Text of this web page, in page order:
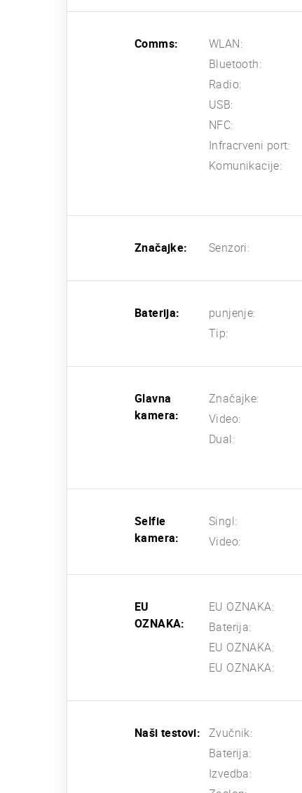
Comms: WLAN:
Bluetooth:
Radio:
USB:
NFC:
Infracrveni port:
Komunikacije:
Značajke: Senzori:
Baterija: punjenje:
Tip:
Glavna
kamera:
Značajke:
Video:
Dual:
Selfie
kamera:
Singl:
Video:
EU
OZNAKA:
EU OZNAKA:
Baterija:
EU OZNAKA:
EU OZNAKA:
Naši testovi: Zvučnik:
Baterija:
Izvedba: